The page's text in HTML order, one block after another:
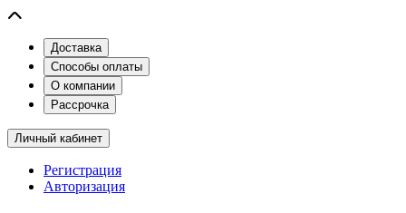
Доставка
Способы оплаты
О компании
Рассрочка
Личный кабинет
Регистрация
Авторизация